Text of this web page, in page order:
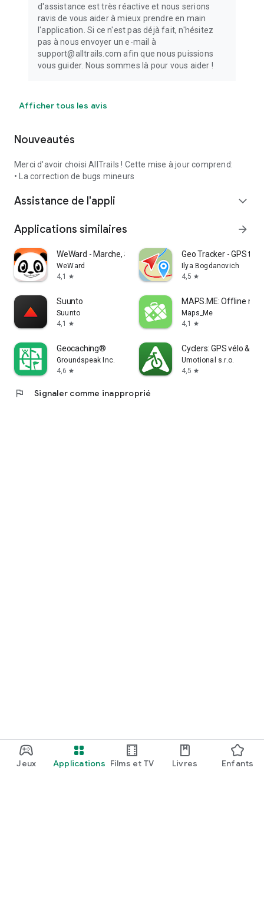
Jeux Applications Films et TV Livres Enfants
d'assistance est très réactive et nous serions
ravis de vous aider à mieux prendre en main
l'application. Si ce n'est pas déjà fait, n'hésitez
pas à nous envoyer un e-mail à
support@alltrails.com afin que nous puissions
vous guider. Nous sommes là pour vous aider !
Afficher tous les avis
Nouveautés
Merci d'avoir choisi AllTrails ! Cette mise à jour comprend:
• La correction de bugs mineurs
Assistance de l'appli expand_more
Applications similaires arrow_forward
WeWard - Marche, Sport & Santé
WeWard
4,1
star
Geo Tracker - GPS
Ilya Bogdanovich
4,5 star
Suunto
Suunto
4,1
star
MAPS.ME: Offline
Maps_Me
4,1
star
Geocaching®
Groundspeak Inc.
4,6 star
Cyclers: GPS vélo &
Umotional s.r.o.
4,5 star
flag Signaler comme inapproprié